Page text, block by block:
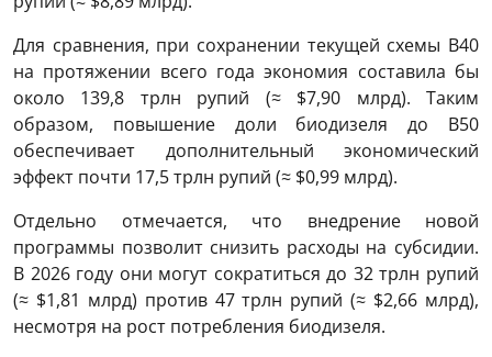
Для сравнения, при сохранении текущей схемы B40
на протяжении всего года экономия составила бы
около 139,8 трлн рупий (≈ $7,90 млрд). Таким
образом, повышение доли биодизеля до B50
обеспечивает дополнительный экономический
эффект почти 17,5 трлн рупий (≈ $0,99 млрд).
Отдельно отмечается, что внедрение новой
программы позволит снизить расходы на субсидии.
В 2026 году они могут сократиться до 32 трлн рупий
(≈ $1,81 млрд) против 47 трлн рупий (≈ $2,66 млрд),
несмотря на рост потребления биодизеля.